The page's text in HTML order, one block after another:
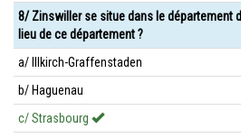
8/ Zinswiller se situe dans le département
lieu de ce département ?
a/ Illkirch-Graffenstaden
b/ Haguenau
c/ Strasbourg